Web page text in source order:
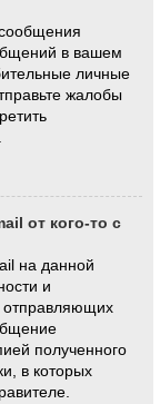
в вашем
личные
жалобы
от кого-то с
на данной
и
отправляющих
полученного
в которых